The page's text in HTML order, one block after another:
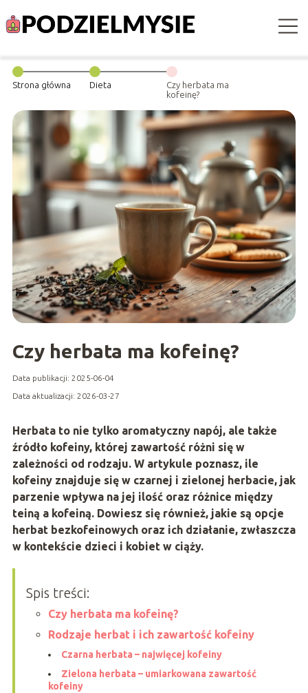
Strona główna Dieta
Czy herbata ma
kofeinę?
Czy herbata ma kofeinę?
Data publikacji: 2025-06-04
Data aktualizacji: 2026-03-27
Herbata to nie tylko aromatyczny napój, ale także
źródło kofeiny, której zawartość różni się w
zależności od rodzaju. W artykule poznasz, ile
kofeiny znajduje się w czarnej i zielonej herbacie, jak
parzenie wpływa na jej ilość oraz różnice między
teiną a kofeiną. Dowiesz się również, jakie są opcje
herbat bezkofeinowych oraz ich działanie, zwłaszcza
w kontekście dzieci i kobiet w ciąży.
Spis treści:
Czy herbata ma kofeinę?
Rodzaje herbat i ich zawartość kofeiny
Czarna herbata – najwięcej kofeiny
Zielona herbata – umiarkowana zawartość
kofeiny